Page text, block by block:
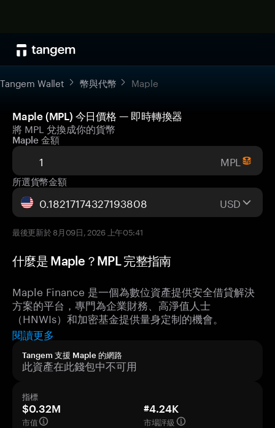
Tangem Wallet 幣與代幣 Maple
Maple (MPL) 今日價格 — 即時轉換器
將 MPL 兌換成你的貨幣
Maple 金額
MPL
所選貨幣金額
USD
最後更新於 8月09日, 2026 上午05:41
什麼是 Maple？MPL 完整指南
Maple Finance 是一個為數位資產提供安全借貸解決
方案的平台，專門為企業財務、高淨值人士
（HNWIs）和加密基金提供量身定制的機會。
閱讀更多
Tangem 支援 Maple 的網路
此資產在此錢包中不可用
指標
$0.32M
市值
#4.24K
市場評級